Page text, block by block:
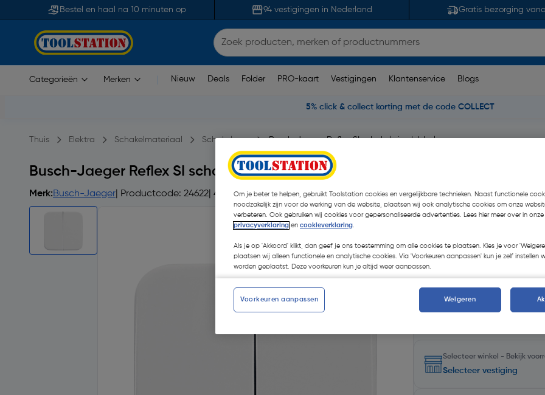
Bestel en haal na 10 minuten op 94 vestigingen in Nederland Gratis bezorging
Categorieën Merken Nieuw Deals Folder PRO-kaart Vestigingen Klantenservice Blogs
5% click & collect korting met de code COLLECT
Thuis Elektra Schakelmateriaal Schakelaars Busch-Jaeger Reflex SI schakelwip dubbel
Busch-Jaeger Reflex SI schakelwip dubbel Glanzend wit
Merk:Busch-Jaeger | Productcode: 24622 | 4.3 7 opmerking(en)| Stuk
€ 5,70
€ 3,99
Kies productvariant(1)
Selecteer winkel - Bekijk
Selecteer vestiging
Om je beter te helpen, gebruikt Toolstation cookies en vergelijkbare technieken. Naast functionele
noodzakelijk zijn voor de werking van de website, plaatsen wij ook analytische cookies om onze
verbeteren. Ook gebruiken wij cookies voor gepersonaliseerde advertenties. Lees hier meer over in onze
privacyverklaring en cookieverklaring.
Als je op 'Akkoord' klikt, dan geef je ons toestemming om alle cookies te plaatsen. Kies je voor
plaatsen wij alleen functionele en analytische cookies. Via 'Voorkeuren aanpassen' kun je zelf instellen
worden geplaatst. Deze voorkeuren kun je altijd weer aanpassen.
Voorkeuren aanpassen Weigeren